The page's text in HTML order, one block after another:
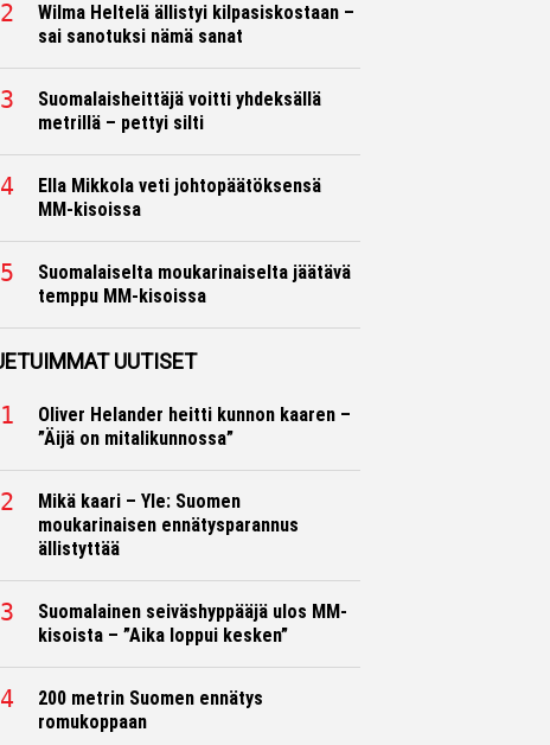
Wilma Heltelä ällistyi kilpasiskostaan –
sai sanotuksi nämä sanat
Suomalaisheittäjä voitti yhdeksällä
metrillä – pettyi silti
Ella Mikkola veti johtopäätöksensä
MM-kisoissa
Suomalaiselta moukarinaiselta jäätävä
temppu MM-kisoissa
UUTISET
Oliver Helander heitti kunnon kaaren –
”Äijä on mitalikunnossa”
Mikä kaari – Yle: Suomen
moukarinaisen ennätysparannus
ällistyttää
Suomalainen seiväshyppääjä ulos MM-
kisoista – ”Aika loppui kesken”
200 metrin Suomen ennätys
romukoppaan